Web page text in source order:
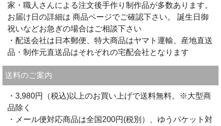
家・職人さんによる注文後手作り制作品が多数あります。
お届け日の詳細は 商品ページでご確認下さい。 誕生日御
祝いなどお急ぎの場合はご相談下さい
・配送会社は日本郵便、特大商品はヤマト運輸、産地直送
品・制作元直送品はそれぞれの宅配会社となります
送料のご案内
・3,980円（税込)以上のお買い上げで送料無料。※大型商
品除く
・メール便対応商品は全国200円(税別）、ゆうパケット対